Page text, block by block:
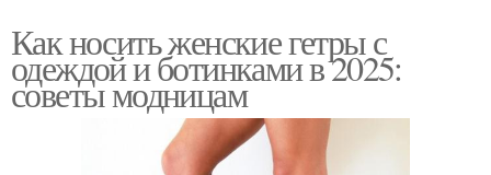
Как носить женские гетры с
одеждой и ботинками в 2025:
советы модницам